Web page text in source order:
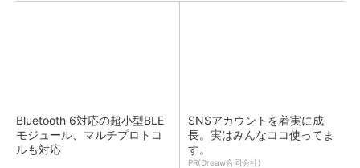
Bluetooth 6対応の超小型BLE
モジュール、マルチプロトコ
ルも対応
SNSアカウントを着実に成
長。実はみんなココ使ってま
す。
PR(Dreaw合同会社)